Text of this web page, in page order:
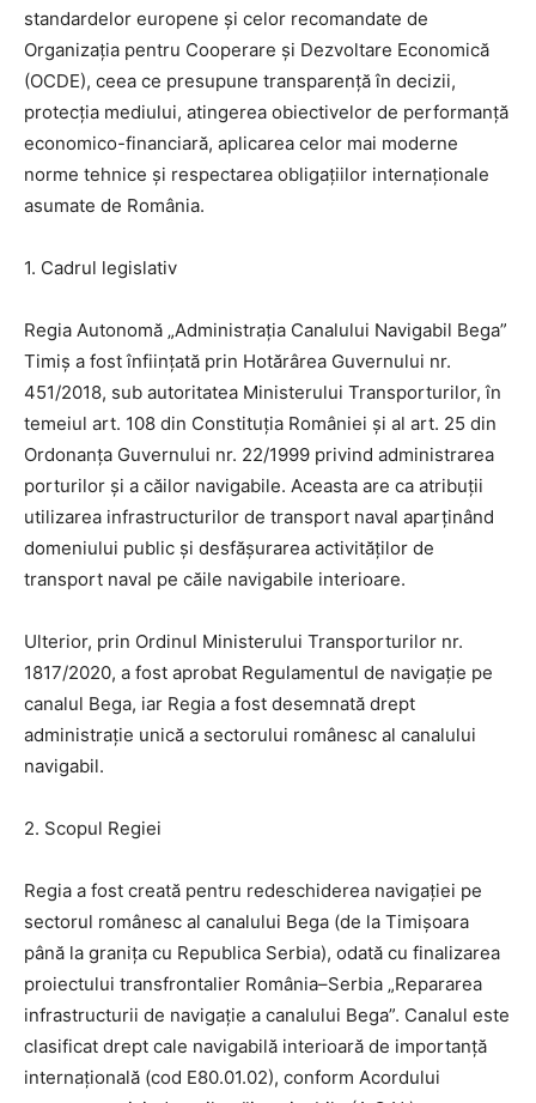
standardelor europene și celor recomandate de
Organizația pentru Cooperare și Dezvoltare Economică
(OCDE), ceea ce presupune transparență în decizii,
protecția mediului, atingerea obiectivelor de performanță
economico-financiară, aplicarea celor mai moderne
norme tehnice și respectarea obligațiilor internaționale
asumate de România.
1. Cadrul legislativ
Regia Autonomă „Administrația Canalului Navigabil Bega”
Timiș a fost înființată prin Hotărârea Guvernului nr.
451/2018, sub autoritatea Ministerului Transporturilor, în
temeiul art. 108 din Constituția României și al art. 25 din
Ordonanța Guvernului nr. 22/1999 privind administrarea
porturilor și a căilor navigabile. Aceasta are ca atribuții
utilizarea infrastructurilor de transport naval aparținând
domeniului public și desfășurarea activităților de
transport naval pe căile navigabile interioare.
Ulterior, prin Ordinul Ministerului Transporturilor nr.
1817/2020, a fost aprobat Regulamentul de navigație pe
canalul Bega, iar Regia a fost desemnată drept
administrație unică a sectorului românesc al canalului
navigabil.
2. Scopul Regiei
Regia a fost creată pentru redeschiderea navigației pe
sectorul românesc al canalului Bega (de la Timișoara
până la granița cu Republica Serbia), odată cu finalizarea
proiectului transfrontalier România–Serbia „Repararea
infrastructurii de navigație a canalului Bega”. Canalul este
clasificat drept cale navigabilă interioară de importanță
internațională (cod E80.01.02), conform Acordului